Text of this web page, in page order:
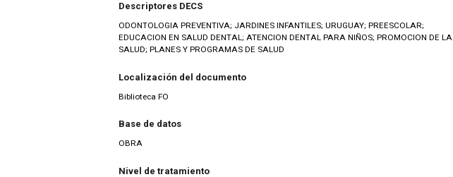
Descriptores DECS
ODONTOLOGIA PREVENTIVA; JARDINES INFANTILES; URUGUAY; PREESCOLAR;
EDUCACION EN SALUD DENTAL; ATENCION DENTAL PARA NIÑOS; PROMOCION DE LA
SALUD; PLANES Y PROGRAMAS DE SALUD
Localización del documento
Biblioteca FO
Base de datos
OBRA
Nivel de tratamiento